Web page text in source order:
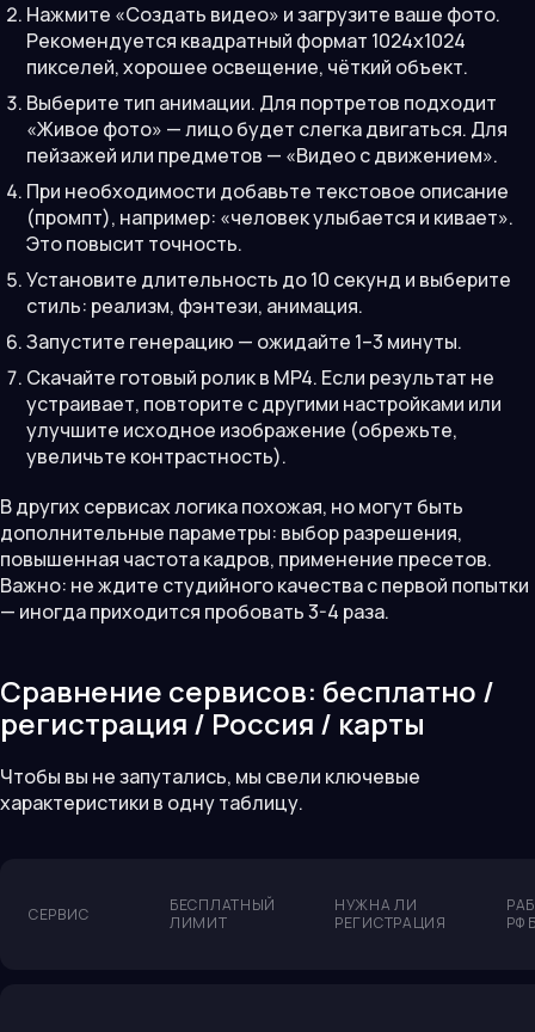
Нажмите «Создать видео» и загрузите ваше фото.
Рекомендуется квадратный формат 1024x1024
пикселей, хорошее освещение, чёткий объект.
Выберите тип анимации. Для портретов подходит
«Живое фото» — лицо будет слегка двигаться. Для
пейзажей или предметов — «Видео с движением».
При необходимости добавьте текстовое описание
(промпт), например: «человек улыбается и кивает».
Это повысит точность.
Установите длительность до 10 секунд и выберите
стиль: реализм, фэнтези, анимация.
Запустите генерацию — ожидайте 1–3 минуты.
Скачайте готовый ролик в MP4. Если результат не
устраивает, повторите с другими настройками или
улучшите исходное изображение (обрежьте,
увеличьте контрастность).
В других сервисах логика похожая, но могут быть
дополнительные параметры: выбор разрешения,
повышенная частота кадров, применение пресетов.
Важно: не ждите студийного качества с первой попытки
— иногда приходится пробовать 3-4 раза.
Сравнение сервисов: бесплатно /
регистрация / Россия / карты
Чтобы вы не запутались, мы свели ключевые
характеристики в одну таблицу.
СЕРВИС
БЕСПЛАТНЫЙ
ЛИМИТ
НУЖНА ЛИ
РЕГИСТРАЦИЯ
РФ